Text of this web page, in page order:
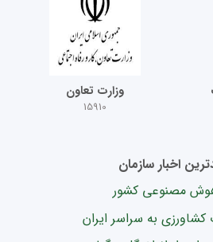
وزارت تعاون
15910
اخبار سازمان
هوش مصنوعی کشور
به سراسر ایران